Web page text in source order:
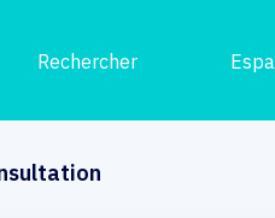
Rechercher